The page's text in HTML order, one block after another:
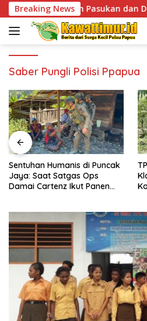
Skip
to
content
Breaking News
Pasukan dan Dorong
Saber Pungli Polisi Ppapua
Sentuhan Humanis di Puncak
Jaya: Saat Satgas Ops
Damai Cartenz Ikut Panen